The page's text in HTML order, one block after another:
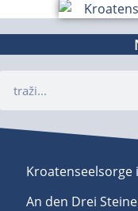
Kroatenseelsorge
An den Drei